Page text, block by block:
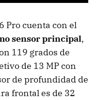
Pro cuenta con el
sensor principal,
119 grados de
de 13 MP con
de profundidad de
frontal es de 32